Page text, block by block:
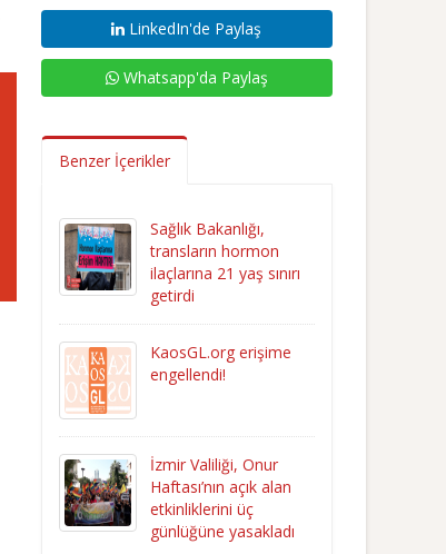
LinkedIn'de Paylaş
Whatsapp'da Paylaş
Benzer İçerikler
Sağlık Bakanlığı,
transların hormon
ilaçlarına 21 yaş sınırı
getirdi
KaosGL.org erişime
engellendi!
İzmir Valiliği, Onur
Haftası’nın açık alan
etkinliklerini üç
günlüğüne yasakladı